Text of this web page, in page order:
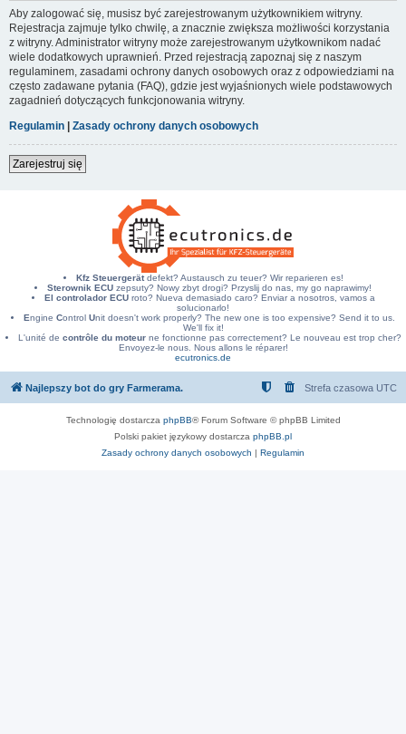
Aby zalogować się, musisz być zarejestrowanym użytkownikiem witryny.
Rejestracja zajmuje tylko chwilę, a znacznie zwiększa możliwości korzystania
z witryny. Administrator witryny może zarejestrowanym użytkownikom nadać
wiele dodatkowych uprawnień. Przed rejestracją zapoznaj się z naszym
regulaminem, zasadami ochrony danych osobowych oraz z odpowiedziami na
często zadawane pytania (FAQ), gdzie jest wyjaśnionych wiele podstawowych
zagadnień dotyczących funkcjonowania witryny.
Regulamin | Zasady ochrony danych osobowych
Zarejestruj się
Kfz Steuergerätdefekt? Austausch zu teuer? Wir reparieren es!
Sterownik ECU zepsuty? Nowy zbyt drogi? Przyslij do nas, my go naprawimy!
El controlador ECUroto? Nueva demasiado caro? Enviar a nosotros, vamos a
solucionarlo!
Engine Control Unit doesn't work properly? The new one is too expensive? Send it to us.
We'll fix it!
L'unité de contrôle du moteurne fonctionne pas correctement? Le nouveau est trop cher?
Envoyez-le nous. Nous allons le réparer!
ecutronics.de
Najlepszy bot do gry Farmerama. Strefa czasowa UTC
Technologię dostarcza phpBB® Forum Software © phpBB Limited
Polski pakiet językowy dostarcza phpBB.pl
Zasady ochrony danych osobowych | Regulamin